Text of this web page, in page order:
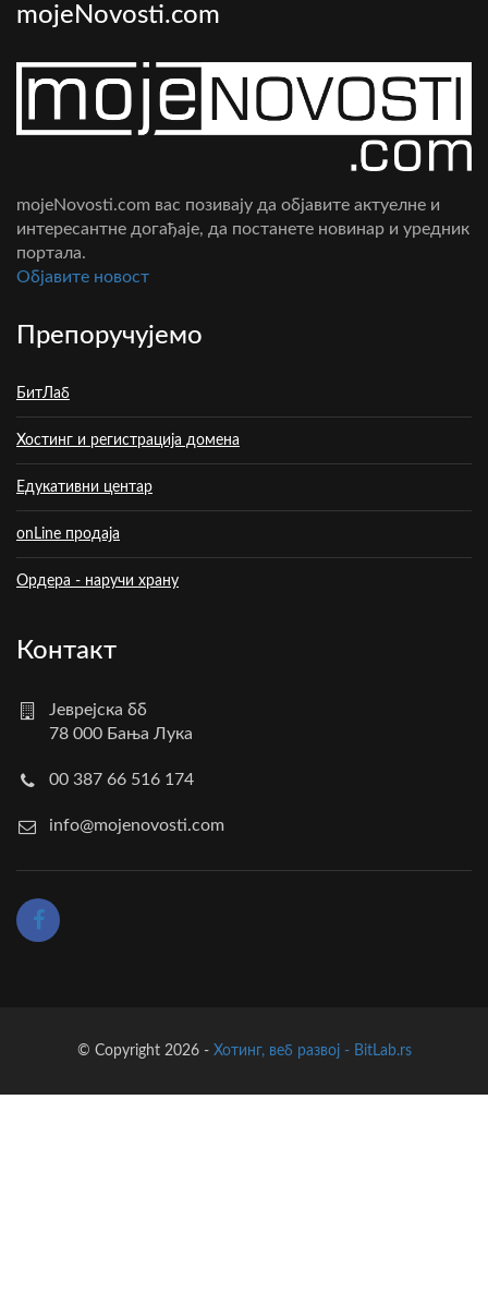
mojeNovosti.com
mojeNovosti.com вас позивају да објавите актуелне и
интересантне догађаје, да постанете новинар и уредник
портала.
Oбјавите новост
Препоручујемо
БитЛаб
Хостинг и регистрација домена
Едукативни центар
onLine продаја
Ордера - наручи храну
Контакт
Јеврејска бб
78 000 Бања Лука
00 387 66 516 174
info@mojenovosti.com
© Copyright 2026 - Хотинг, веб развој - BitLab.rs